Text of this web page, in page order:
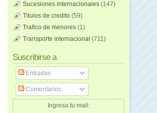
Sucesiones internacionales (147)
Titulos de credito (59)
Trafico de menores (1)
Transporte internacional (711)
Suscribirse a
Entradas
Comentarios
Ingresa tu mail: